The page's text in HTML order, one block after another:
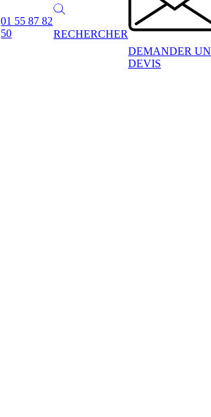
01 55 87 82
50
RECHERCHER
DEMANDER UN
DEVIS